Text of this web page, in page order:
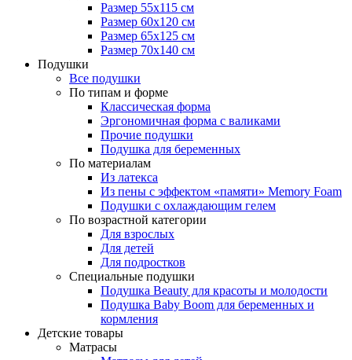
Размер 55x115 см
Размер 60x120 см
Размер 65x125 см
Размер 70x140 см
Подушки
Все подушки
По типам и форме
Классическая форма
Эргономичная форма с валиками
Прочие подушки
Подушка для беременных
По материалам
Из латекса
Из пены с эффектом «памяти» Memory Foam
Подушки с охлаждающим гелем
По возрастной категории
Для взрослых
Для детей
Для подростков
Специальные подушки
Подушка Beauty для красоты и молодости
Подушка Baby Boom для беременных и
кормления
Детские товары
Матрасы